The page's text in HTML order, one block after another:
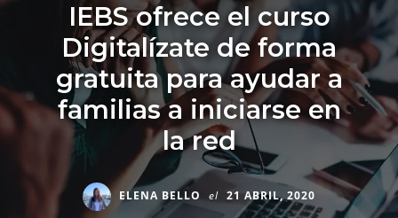
IEBS ofrece el curso
Digitalízate de forma
gratuita para ayudar a
familias a iniciarse en
la red
ELENA BELLO el 21 ABRIL, 2020